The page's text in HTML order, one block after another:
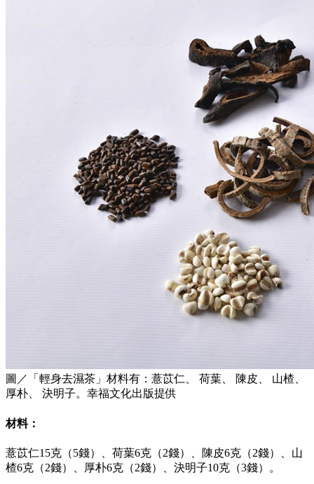
圖／「輕身去濕茶」材料有：薏苡仁、 荷葉、 陳皮、 山楂、
厚朴、 決明子。幸福文化出版提供
材料：
薏苡仁15克（5錢）、荷葉6克（2錢）、陳皮6克（2錢）、山
楂6克（2錢）、厚朴6克（2錢）、決明子10克（3錢）。